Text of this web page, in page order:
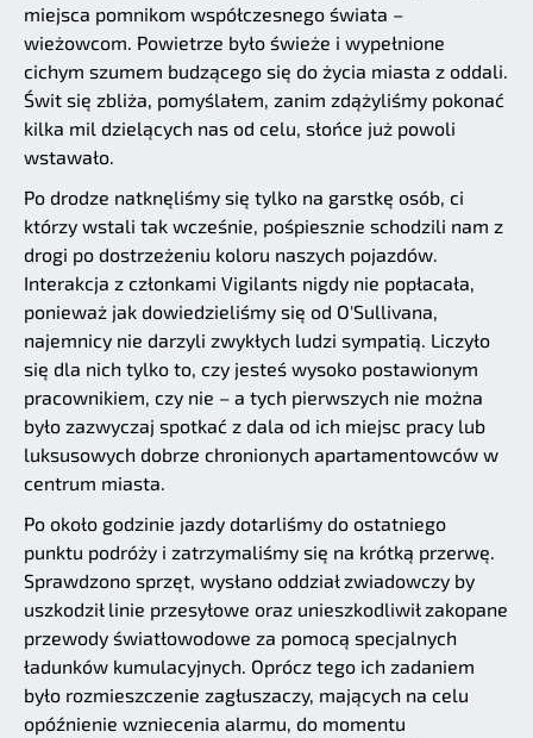
miejsca pomnikom współczesnego świata –
wieżowcom. Powietrze było świeże i wypełnione
cichym szumem budzącego się do życia miasta z oddali.
Świt się zbliża, pomyślałem, zanim zdążyliśmy pokonać
kilka mil dzielących nas od celu, słońce już powoli
wstawało.
Po drodze natknęliśmy się tylko na garstkę osób, ci
którzy wstali tak wcześnie, pośpiesznie schodzili nam z
drogi po dostrzeżeniu koloru naszych pojazdów.
Interakcja z członkami Vigilants nigdy nie popłacała,
ponieważ jak dowiedzieliśmy się od O'Sullivana,
najemnicy nie darzyli zwykłych ludzi sympatią. Liczyło
się dla nich tylko to, czy jesteś wysoko postawionym
pracownikiem, czy nie – a tych pierwszych nie można
było zazwyczaj spotkać z dala od ich miejsc pracy lub
luksusowych dobrze chronionych apartamentowców w
centrum miasta.
Po około godzinie jazdy dotarliśmy do ostatniego
punktu podróży i zatrzymaliśmy się na krótką przerwę.
Sprawdzono sprzęt, wysłano oddział zwiadowczy by
uszkodził linie przesyłowe oraz unieszkodliwił zakopane
przewody światłowodowe za pomocą specjalnych
ładunków kumulacyjnych. Oprócz tego ich zadaniem
było rozmieszczenie zagłuszaczy, mających na celu
opóźnienie wzniecenia alarmu, do momentu